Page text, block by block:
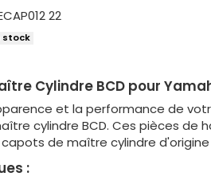
22
stock
Cylindre BCD pour
et la performance de
cylindre BCD. Ces pièces de
de maître cylindre d'origine
: